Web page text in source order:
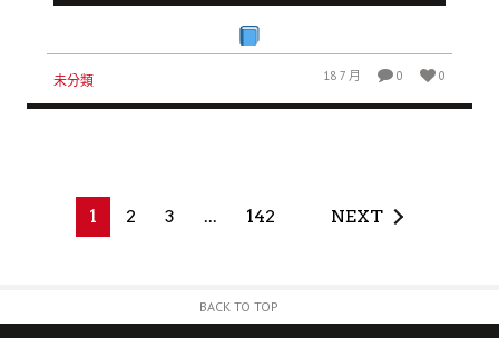
未分類 18 7 月 0 0
1 2 3 ... 142 NEXT
BACK TO TOP